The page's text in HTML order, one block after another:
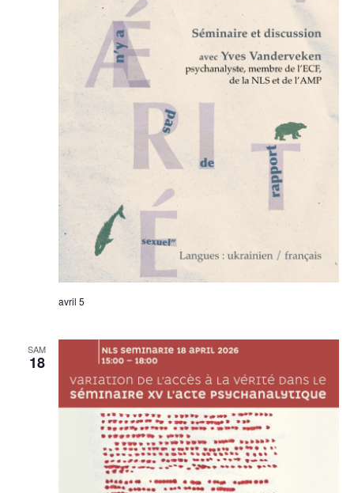
avril 5
SAM
18